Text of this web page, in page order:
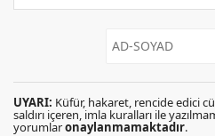
UYARI: Küfür, hakaret, rencide edici
saldırı içeren, imla kuralları ile
yorumlaronaylanmamaktadır.